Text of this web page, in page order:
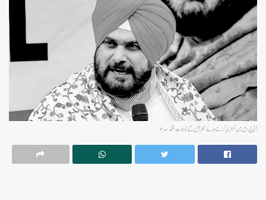
آئی پی ایل میں کمنٹری کرتے ہوئے نظر آئیں گے نوجوت سنگھ سدھو